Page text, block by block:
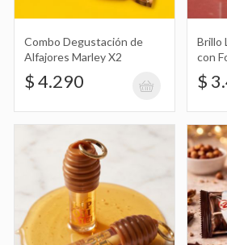
Cosmética
$ 2.890
Kinder Bueno
$ 6.490
Combo Degustación de
Alfajores Marley X2
$ 4.290
Brillo
con
$